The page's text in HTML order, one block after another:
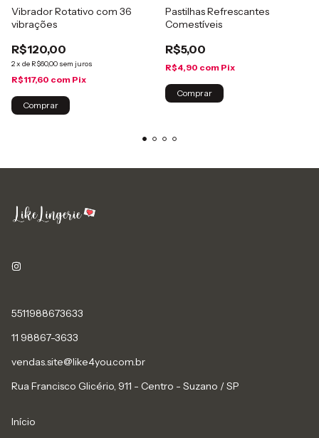
Vibrador Rotativo com 36
vibrações
R$120,00
2x de R$60,00 sem juros
R$117,60 com Pix
Comprar
Pastilhas Refrescantes
Comestíveis
R$5,00
R$4,90 com Pix
Comprar
5511988673633
11 98867-3633
vendas.site@like4you.com.br
Rua Francisco Glicério, 911 - Centro - Suzano / SP
Início